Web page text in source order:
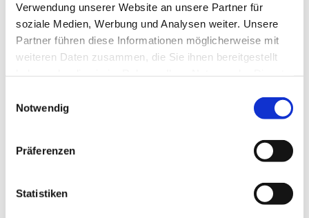
Verwendung unserer Website an unsere Partner für
soziale Medien, Werbung und Analysen weiter. Unsere
Partner führen diese Informationen möglicherweise mit
weiteren Daten zusammen, die Sie ihnen bereitgestellt
Notwendig
Präferenzen
Statistiken